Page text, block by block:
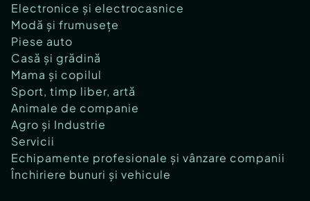
Electronice și electrocasnice
Modă și frumusețe
Piese auto
Casă și grădină
Mama și copilul
Sport, timp liber, artă
Animale de companie
Agro și Industrie
Servicii
Echipamente profesionale și vânzare companii
Închiriere bunuri și vehicule